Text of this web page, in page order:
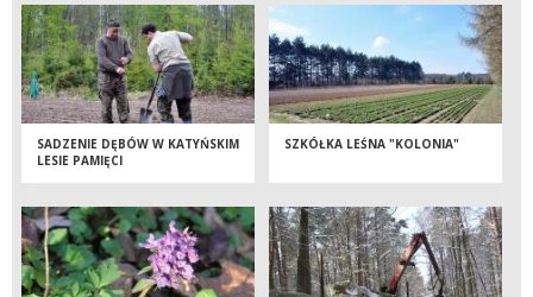
SADZENIE DĘBÓW W KATYŃSKIM
LESIE PAMIĘCI
SZKÓŁKA LEŚNA "KOLONIA"